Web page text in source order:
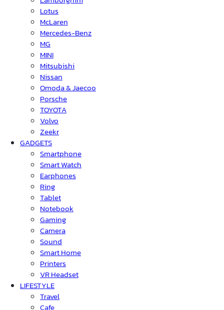
Lotus
McLaren
Mercedes-Benz
MG
MINI
Mitsubishi
Nissan
Omoda & Jaecoo
Porsche
TOYOTA
Volvo
Zeekr
GADGETS
Smartphone
Smart Watch
Earphones
Ring
Tablet
Notebook
Gaming
Camera
Sound
Smart Home
Printers
VR Headset
LIFESTYLE
Travel
Cafe